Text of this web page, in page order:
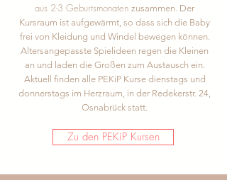
aus 2-3 Geburtsmonaten zusammen. Der
Kursraum ist aufgewärmt, so dass sich die Baby
frei von Kleidung und Windel bewegen können.
Altersangepasste Spielideen regen die Kleinen
an und laden die Großen zum Austausch ein.
Aktuell finden alle PEKiP Kurse dienstags und
donnerstags im Herzraum, in der Redekerstr. 24,
Osnabrück statt.
Zu den PEKiP Kursen